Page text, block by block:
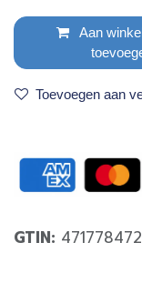
Aan
Toevoegen aan
GTIN: